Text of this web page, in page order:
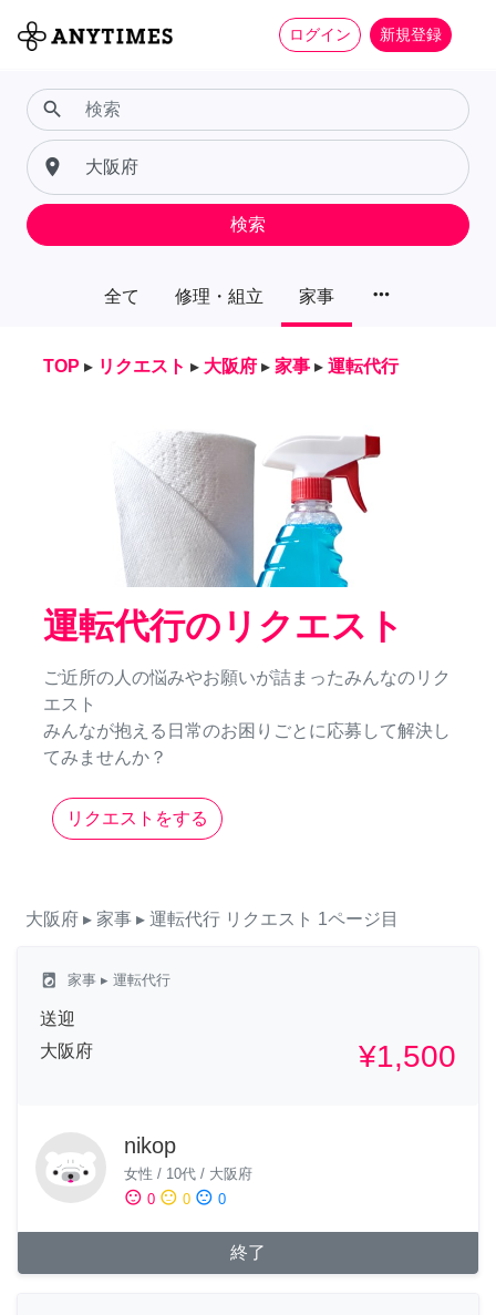
ログイン 新規登録
全て 修理・組立 家事 more_horiz
search
place
検索
TOP ▸ リクエスト ▸ 大阪府 ▸ 家事 ▸ 運転代行
運転代行のリクエスト
ご近所の人の悩みやお願いが詰まったみんなのリク
エスト
みんなが抱える日常のお困りごとに応募して解決し
てみませんか？
リクエストをする
大阪府 ▸ 家事 ▸ 運転代行 リクエスト 1ページ目
local_laundry_service 家事 ▸ 運転代行
送迎
大阪府
¥1,500
nikop
女性 / 10代 / 大阪府
sentiment_satisfied 0 sentiment_neutral 0 sentiment_dissatisfied 0
終了